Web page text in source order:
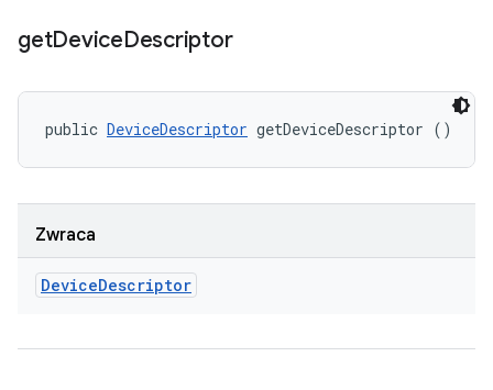
getDeviceDescriptor
public DeviceDescriptor getDeviceDescriptor ()
Zwraca
DeviceDescriptor